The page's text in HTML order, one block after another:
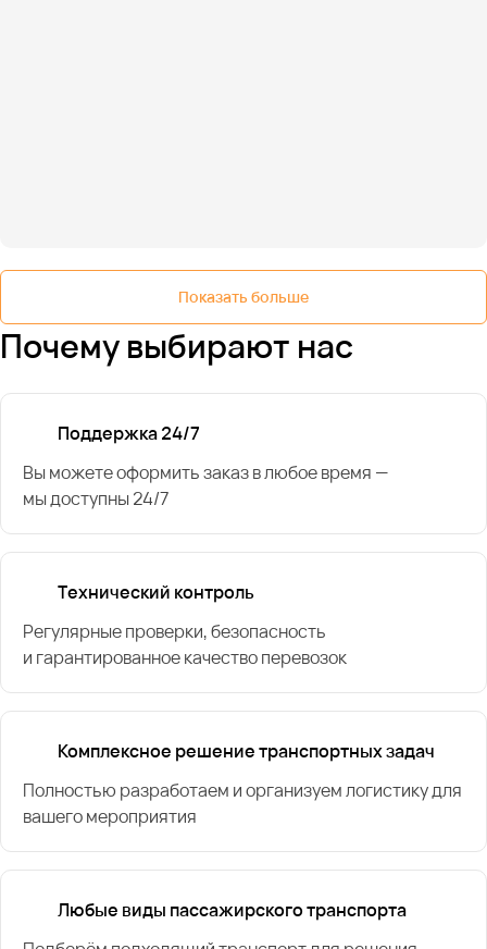
Показать больше
Почему выбирают нас
Поддержка 24/7
Вы можете оформить заказ в любое время —
мы доступны 24/7
Технический контроль
Регулярные проверки, безопасность
и гарантированное качество перевозок
Комплексное решение транспортных задач
Полностью разработаем и организуем логистику для
вашего мероприятия
Любые виды пассажирского транспорта